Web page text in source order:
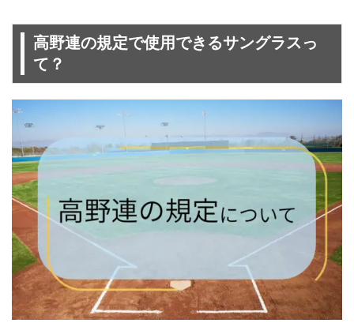
高野連の規定で使用できるサングラスっ
て？